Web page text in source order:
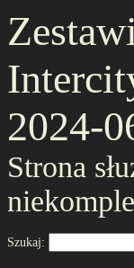
2024-
Strona
Szukaj: